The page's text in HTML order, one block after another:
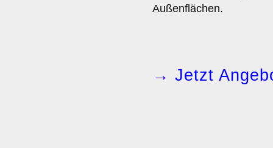
Außenflächen.
→ Jetzt